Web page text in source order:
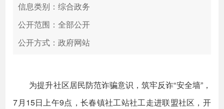
信息类别：综合政务
公开范围：全部公开
公开方式：政府网站
为提升社区居民防范诈骗意识，筑牢反诈“安全墙”，
7月15日上午9点，长春镇社工站社工走进联盟社区，开